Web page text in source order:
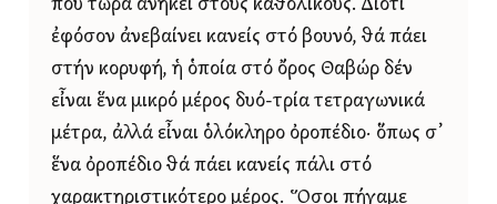
πού τώρα ἀνήκει στούς καθολικούς. Διότι
ἐφόσον ἀνεβαίνει κανείς στό βουνό, θά πάει
στήν κορυφή, ἡ ὁποία στό ὄρος Θαβώρ δέν
εἶναι ἕνα μικρό μέρος δυό-τρία τετραγωνικά
μέτρα, ἀλλά εἶναι ὁλόκληρο ὀροπέδιο· ὅπως σ᾿
ἕνα ὀροπέδιο θά πάει κανείς πάλι στό
χαρακτηριστικότερο μέρος. Ὅσοι πήγαμε